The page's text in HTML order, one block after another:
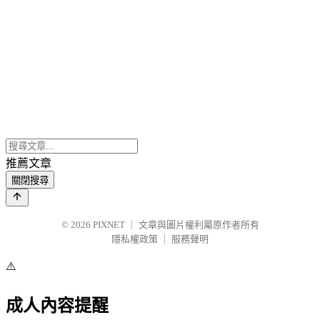
推薦文章
關閉搜尋
© 2026 PIXNET
文章與圖片權利屬原作者所有
隱私權政策
服務聲明
⚠️
成人內容提醒